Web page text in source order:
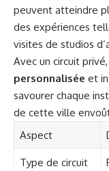
peuvent atteindre
des expériences
visites de studios
Avec un circuit
personnalisée et
savourer chaque
de cette ville
Aspect
Type de circuit